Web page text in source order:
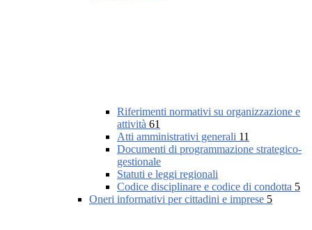
Riferimenti normativi su organizzazione e
attività 61
Atti amministrativi generali 11
Documenti di programmazione strategico-
gestionale
Statuti e leggi regionali
Codice disciplinare e codice di condotta 5
Oneri informativi per cittadini e imprese 5